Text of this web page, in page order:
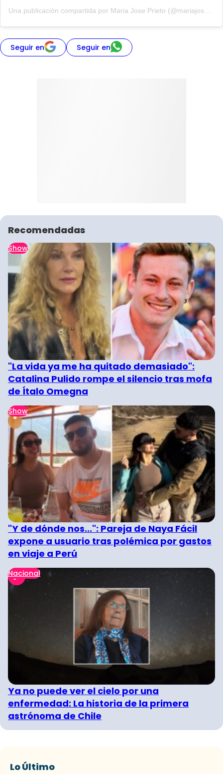
Una publicación compartida por Maria Jose Prieto (@mariajoseprietol)
Seguir en Seguir en
Recomendadas
Show
"La vida ya me ha quitado demasiado":
Catalina Pulido rompe el silencio tras mofa
de Ítalo Omegna
Show
"Y de dónde nos...": Pareja de Naya Fácil
expone a usuario tras polémica por gastos
en viaje a Perú
Nacional
Ya no puede ver el cielo por una
enfermedad: La historia de la primera
astrónoma de Chile
Lo Último